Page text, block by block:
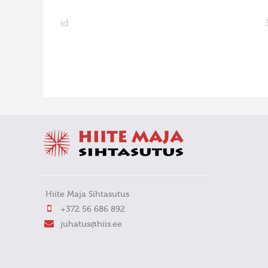
id
Hiite Maja Sihtasutus
+372 56 686 892
juhatus@hiis.ee